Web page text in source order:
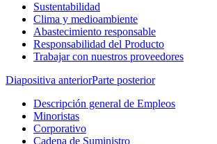
Sustentabilidad
Clima y medioambiente
Abastecimiento responsable
Responsabilidad del Producto
Trabajar con nuestros proveedores
Diapositiva anteriorParte posterior
Descripción general de Empleos
Minoristas
Corporativo
Cadena de Suministro